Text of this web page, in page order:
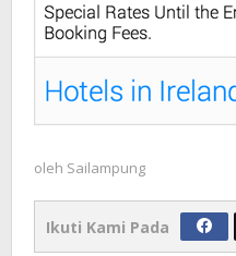
oleh Sailampung
Ikuti Kami Pada